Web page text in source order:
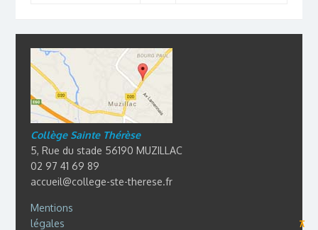
Collège Sainte Thérèse
5, Rue du stade 56190 MUZILLAC
02 97 41 69 89
accueil@college-ste-therese.fr
Mentions
légales
⊼